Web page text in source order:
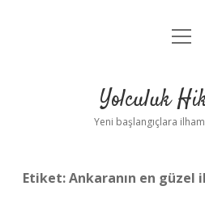
Anasayfa
Yasal
Yolculuk
Yeni başlangıçlara
Etiket:Ankaranın en güzel